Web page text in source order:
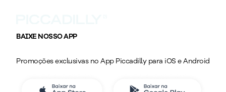
BAIXE NOSSO APP
Promoções exclusivas no App Piccadilly para iOS e Android